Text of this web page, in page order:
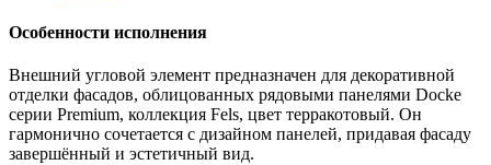
Особенности исполнения
Внешний угловой элемент предназначен для декоративной
отделки фасадов, облицованных рядовыми панелями Docke
серии Premium, коллекция Fels, цвет терракотовый. Он
гармонично сочетается с дизайном панелей, придавая фасаду
завершённый и эстетичный вид.